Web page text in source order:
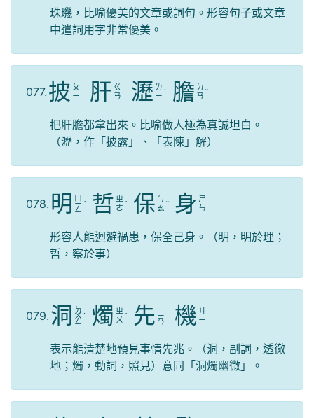
珠璣，比喻優美的文章或詞句。形容句子或文章
中遣詞用字非常優美。
077. 披 ㄆ
ㄧ
肝 ㄍ
ㄢ
瀝 ㄌ
ㄧ ˋ 膽 ㄉ
ㄢ ˇ
把肝膽都拿出來。比喻做人極為真誠坦白。
（瀝，作「披露」、「表陳」解）
078. 明 ㄇ
ㄧ
ㄥ
ˊ 哲 ㄓ
ㄜ ˊ 保 ㄅ
ㄠ ˇ 身 ㄕ
ㄣ
形容人能迴避禍患，保全己身。（明，明於理；
哲，察於事）
079. 洞 ㄉ
ㄨ
ㄥ
ˋ 燭 ㄓ
ㄨ ˊ 先 ㄒ
ㄧ
ㄢ 機 ㄐ
ㄧ
表示能清楚地預見事情先兆。（洞，副詞，透徹
地；燭，動詞，照見）意同「洞燭幽微」。